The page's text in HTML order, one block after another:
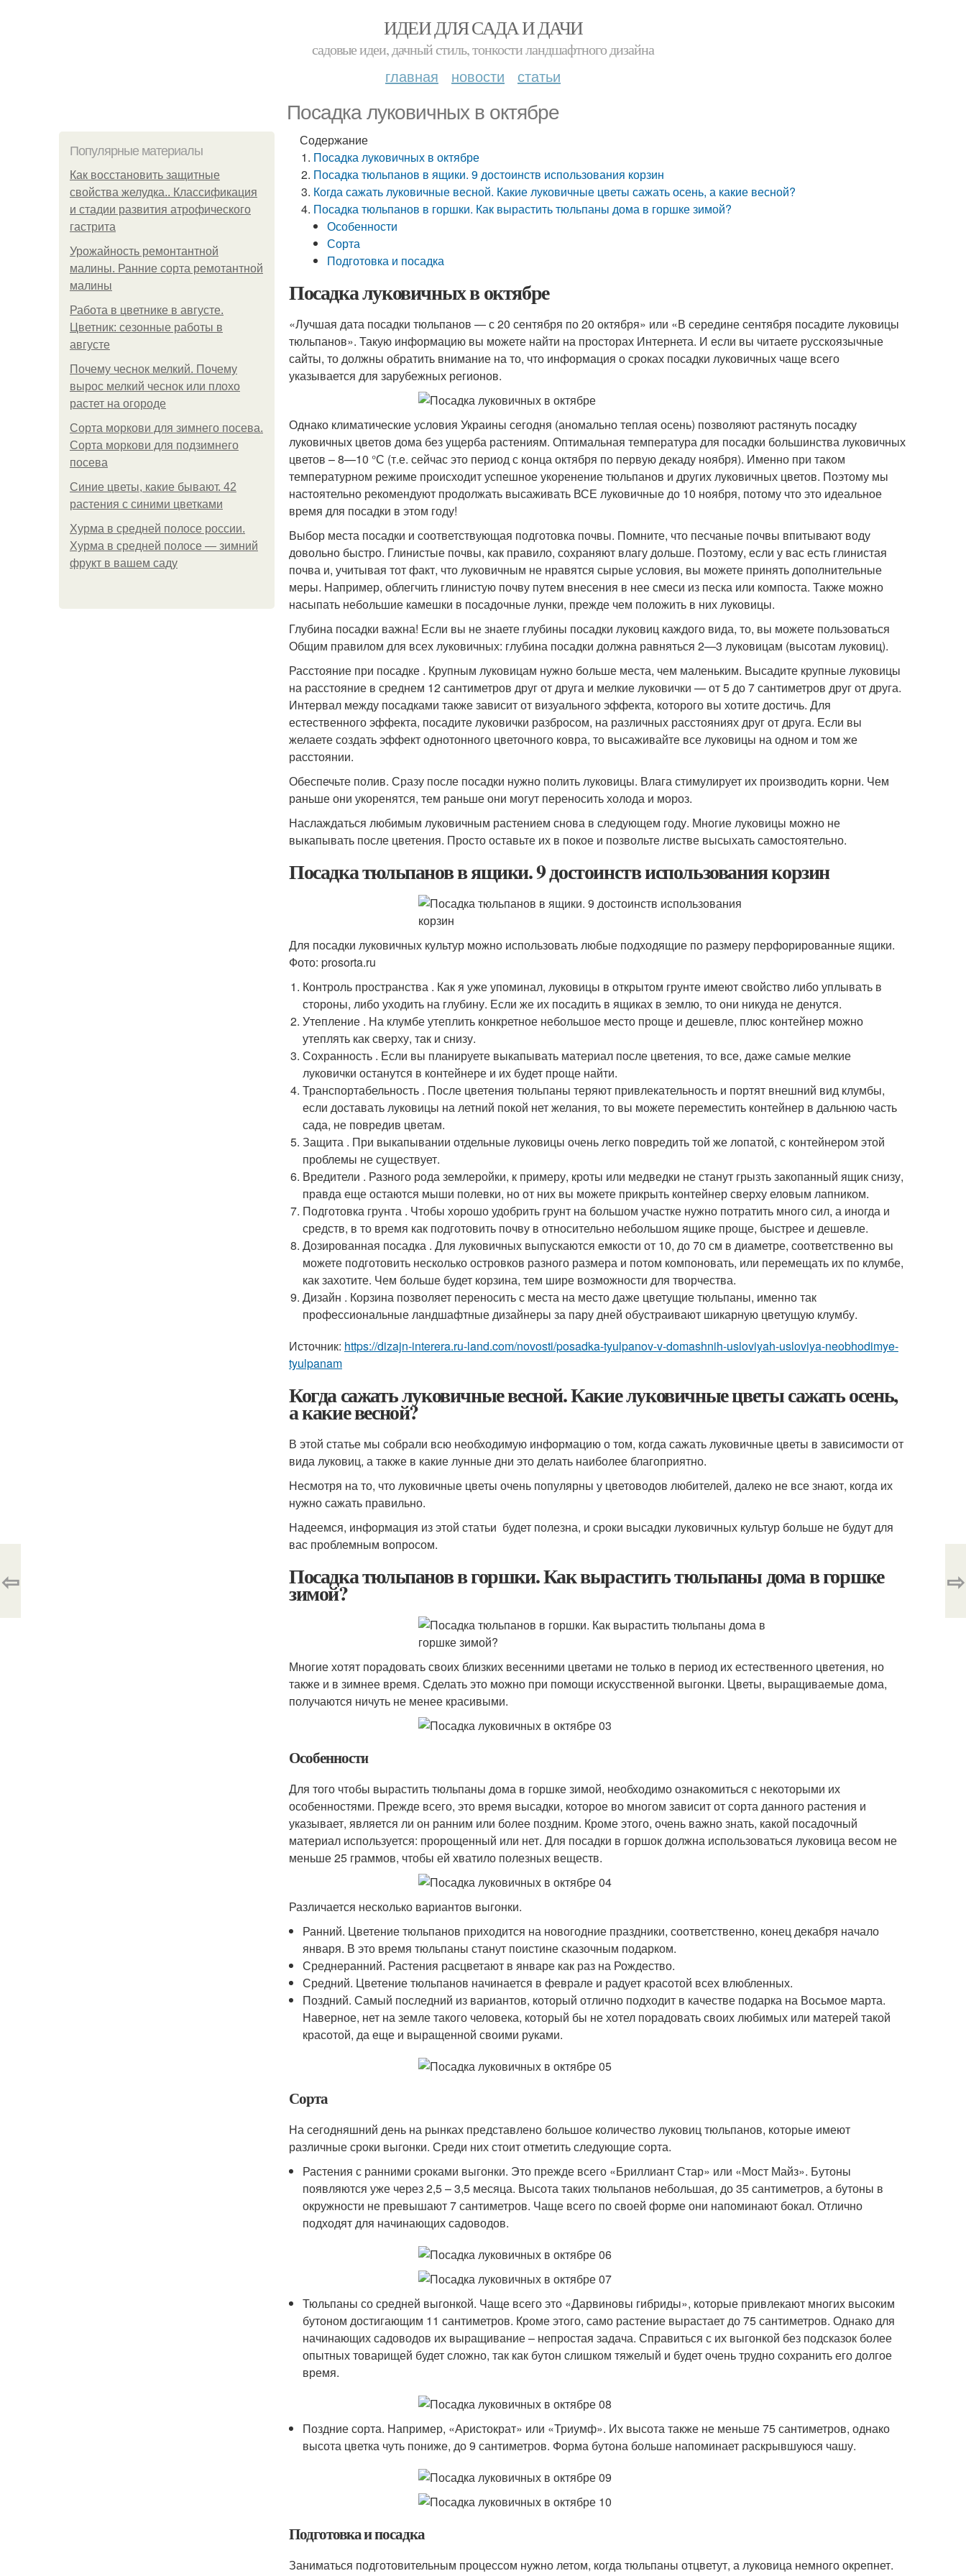
ИДЕИ ДЛЯ САДА И ДАЧИ
садовые идеи, дачный стиль, тонкости ландшафтного дизайна
главная новости статьи
Посадка луковичных в октябре
Популярные материалы
Как восстановить защитные
свойства желудка.. Классификация
и стадии развития атрофического
гастрита
Урожайность ремонтантной
малины. Ранние сорта ремотантной
малины
Работа в цветнике в августе.
Цветник: сезонные работы в
августе
Почему чеснок мелкий. Почему
вырос мелкий чеснок или плохо
растет на огороде
Сорта моркови для зимнего посева.
Сорта моркови для подзимнего
посева
Синие цветы, какие бывают. 42
растения с синими цветками
Хурма в средней полосе россии.
Хурма в средней полосе — зимний
фрукт в вашем саду
Содержание
Посадка луковичных в октябре
Посадка тюльпанов в ящики. 9 достоинств использования корзин
Когда сажать луковичные весной. Какие луковичные цветы сажать осень, а какие весной?
Посадка тюльпанов в горшки. Как вырастить тюльпаны дома в горшке зимой?
Особенности
Сорта
Подготовка и посадка
Посадка луковичных в октябре
«Лучшая дата посадки тюльпанов — с 20 сентября по 20 октября» или «В середине сентября посадите луковицы
тюльпанов». Такую информацию вы можете найти на просторах Интернета. И если вы читаете русскоязычные
сайты, то должны обратить внимание на то, что информация о сроках посадки луковичных чаще всего
указывается для зарубежных регионов.
Однако климатические условия Украины сегодня (аномально теплая осень) позволяют растянуть посадку
луковичных цветов дома без ущерба растениям. Оптимальная температура для посадки большинства луковичных
цветов – 8—10 °С (т.е. сейчас это период с конца октября по первую декаду ноября). Именно при таком
температурном режиме происходит успешное укоренение тюльпанов и других луковичных цветов. Поэтому мы
настоятельно рекомендуют продолжать высаживать ВСЕ луковичные до 10 ноября, потому что это идеальное
время для посадки в этом году!
Выбор места посадки и соответствующая подготовка почвы. Помните, что песчаные почвы впитывают воду
довольно быстро. Глинистые почвы, как правило, сохраняют влагу дольше. Поэтому, если у вас есть глинистая
почва и, учитывая тот факт, что луковичным не нравятся сырые условия, вы можете принять дополнительные
меры. Например, облегчить глинистую почву путем внесения в нее смеси из песка или компоста. Также можно
насыпать небольшие камешки в посадочные лунки, прежде чем положить в них луковицы.
Глубина посадки важна! Если вы не знаете глубины посадки луковиц каждого вида, то, вы можете пользоваться
Общим правилом для всех луковичных: глубина посадки должна равняться 2—3 луковицам (высотам луковиц).
Расстояние при посадке . Крупным луковицам нужно больше места, чем маленьким. Высадите крупные луковицы
на расстояние в среднем 12 сантиметров друг от друга и мелкие луковички — от 5 до 7 сантиметров друг от друга.
Интервал между посадками также зависит от визуального эффекта, которого вы хотите достичь. Для
естественного эффекта, посадите луковички разбросом, на различных расстояниях друг от друга. Если вы
желаете создать эффект однотонного цветочного ковра, то высаживайте все луковицы на одном и том же
расстоянии.
Обеспечьте полив. Сразу после посадки нужно полить луковицы. Влага стимулирует их производить корни. Чем
раньше они укоренятся, тем раньше они могут переносить холода и мороз.
Наслаждаться любимым луковичным растением снова в следующем году. Многие луковицы можно не
выкапывать после цветения. Просто оставьте их в покое и позвольте листве высыхать самостоятельно.
Посадка тюльпанов в ящики. 9 достоинств использования корзин
Для посадки луковичных культур можно использовать любые подходящие по размеру перфорированные ящики.
Фото: prosorta.ru
Контроль пространства . Как я уже упоминал, луковицы в открытом грунте имеют свойство либо уплывать в
стороны, либо уходить на глубину. Если же их посадить в ящиках в землю, то они никуда не денутся.
Утепление . На клумбе утеплить конкретное небольшое место проще и дешевле, плюс контейнер можно
утеплять как сверху, так и снизу.
Сохранность . Если вы планируете выкапывать материал после цветения, то все, даже самые мелкие
луковички останутся в контейнере и их будет проще найти.
Транспортабельность . После цветения тюльпаны теряют привлекательность и портят внешний вид клумбы,
если доставать луковицы на летний покой нет желания, то вы можете переместить контейнер в дальнюю часть
сада, не повредив цветам.
Защита . При выкапывании отдельные луковицы очень легко повредить той же лопатой, с контейнером этой
проблемы не существует.
Вредители . Разного рода землеройки, к примеру, кроты или медведки не станут грызть закопанный ящик снизу,
правда еще остаются мыши полевки, но от них вы можете прикрыть контейнер сверху еловым лапником.
Подготовка грунта . Чтобы хорошо удобрить грунт на большом участке нужно потратить много сил, а иногда и
средств, в то время как подготовить почву в относительно небольшом ящике проще, быстрее и дешевле.
Дозированная посадка . Для луковичных выпускаются емкости от 10, до 70 см в диаметре, соответственно вы
можете подготовить несколько островков разного размера и потом компоновать, или перемещать их по клумбе,
как захотите. Чем больше будет корзина, тем шире возможности для творчества.
Дизайн . Корзина позволяет переносить с места на место даже цветущие тюльпаны, именно так
профессиональные ландшафтные дизайнеры за пару дней обустраивают шикарную цветущую клумбу.
Источник: https://dizajn-interera.ru-land.com/novosti/posadka-tyulpanov-v-domashnih-usloviyah-usloviya-neobhodimye-
tyulpanam
Когда сажать луковичные весной. Какие луковичные цветы сажать осень,
а какие весной?
В этой статье мы собрали всю необходимую информацию о том, когда сажать луковичные цветы в зависимости от
вида луковиц, а также в какие лунные дни это делать наиболее благоприятно.
Несмотря на то, что луковичные цветы очень популярны у цветоводов любителей, далеко не все знают, когда их
нужно сажать правильно.
Надеемся, информация из этой статьи будет полезна, и сроки высадки луковичных культур больше не будут для
вас проблемным вопросом.
Посадка тюльпанов в горшки. Как вырастить тюльпаны дома в горшке
зимой?
Многие хотят порадовать своих близких весенними цветами не только в период их естественного цветения, но
также и в зимнее время. Сделать это можно при помощи искусственной выгонки. Цветы, выращиваемые дома,
получаются ничуть не менее красивыми.
Особенности
Для того чтобы вырастить тюльпаны дома в горшке зимой, необходимо ознакомиться с некоторыми их
особенностями. Прежде всего, это время высадки, которое во многом зависит от сорта данного растения и
указывает, является ли он ранним или более поздним. Кроме этого, очень важно знать, какой посадочный
материал используется: пророщенный или нет. Для посадки в горшок должна использоваться луковица весом не
меньше 25 граммов, чтобы ей хватило полезных веществ.
Различается несколько вариантов выгонки.
Ранний. Цветение тюльпанов приходится на новогодние праздники, соответственно, конец декабря начало
января. В это время тюльпаны станут поистине сказочным подарком.
Среднеранний. Растения расцветают в январе как раз на Рождество.
Средний. Цветение тюльпанов начинается в феврале и радует красотой всех влюбленных.
Поздний. Самый последний из вариантов, который отлично подходит в качестве подарка на Восьмое марта.
Наверное, нет на земле такого человека, который бы не хотел порадовать своих любимых или матерей такой
красотой, да еще и выращенной своими руками.
Сорта
На сегодняшний день на рынках представлено большое количество луковиц тюльпанов, которые имеют
различные сроки выгонки. Среди них стоит отметить следующие сорта.
Растения с ранними сроками выгонки. Это прежде всего «Бриллиант Стар» или «Мост Майз». Бутоны
появляются уже через 2,5 – 3,5 месяца. Высота таких тюльпанов небольшая, до 35 сантиметров, а бутоны в
окружности не превышают 7 сантиметров. Чаще всего по своей форме они напоминают бокал. Отлично
подходят для начинающих садоводов.
Тюльпаны со средней выгонкой. Чаще всего это «Дарвиновы гибриды», которые привлекают многих высоким
бутоном достигающим 11 сантиметров. Кроме этого, само растение вырастает до 75 сантиметров. Однако для
начинающих садоводов их выращивание – непростая задача. Справиться с их выгонкой без подсказок более
опытных товарищей будет сложно, так как бутон слишком тяжелый и будет очень трудно сохранить его долгое
время.
Поздние сорта. Например, «Аристократ» или «Триумф». Их высота также не меньше 75 сантиметров, однако
высота цветка чуть пониже, до 9 сантиметров. Форма бутона больше напоминает раскрывшуюся чашу.
Подготовка и посадка
Заниматься подготовительным процессом нужно летом, когда тюльпаны отцветут, а луковица немного окрепнет.
⇦ ⇨